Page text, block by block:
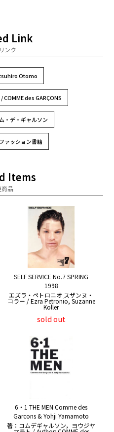
Link
ンク
Otomo
COMME des GARÇONS
・デ・ギャルソン
ァッション書籍
Items
商品
SELF SERVICE No.7 SPRING
1998
エズラ・ペトロニオ スザンヌ・
コラー / Ezra Petronio, Suzanne
Koller
sold out
6・1 THE MEN Comme des
Garcons & Yohji Yamamoto
著：コムデギャルソン，ヨウジヤ